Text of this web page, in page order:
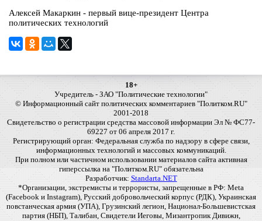
Алексей Макаркин - первый вице-президент Центра
политических технологий
18+
Учредитель - ЗАО "Политические технологии"
© Информационный сайт политических комментариев "Политком.RU"
2001-2018
Свидетельство о регистрации средства массовой информации Эл № ФС77-
69227 от 06 апреля 2017 г.
Регистрирующий орган: Федеральная служба по надзору в сфере связи,
информационных технологий и массовых коммуникаций.
При полном или частичном использовании материалов сайта активная
гиперссылка на "Политком.RU" обязательна
Разработчик: Standarta.NET
*Организации, экстремисты и террористы, запрещенные в РФ: Meta
(Facebook и Instagram), Русский добровольческий корпус (РДК), Украинская
повстанческая армия (УПА), Грузинский легион, Национал-Большевистская
партия (НБП), Талибан, Свидетели Иеговы, Мизантропик Дивижн,